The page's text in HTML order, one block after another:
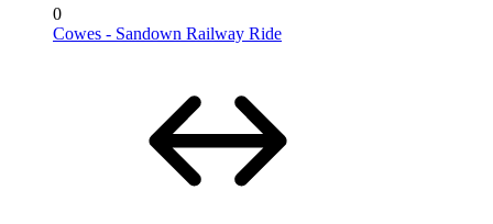
0
Cowes - Sandown Railway Ride